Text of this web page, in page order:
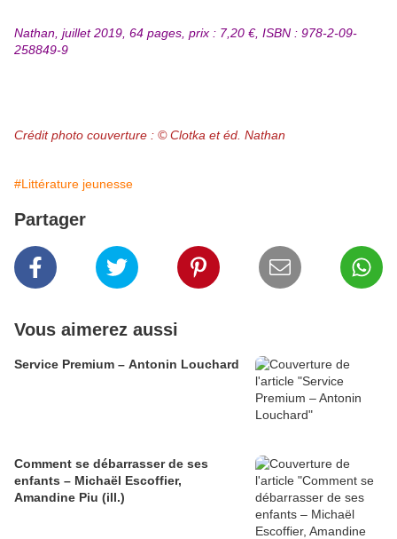
Nathan, juillet 2019, 64 pages, prix : 7,20 €, ISBN : 978-2-09-
258849-9
Crédit photo couverture : © Clotka et éd. Nathan
#Littérature jeunesse
Partager
Vous aimerez aussi
Service Premium – Antonin Louchard
Comment se débarrasser de ses
enfants – Michaël Escoffier,
Amandine Piu (ill.)